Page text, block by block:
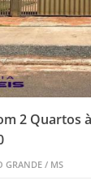
2 Quartos
GRANDE / MS